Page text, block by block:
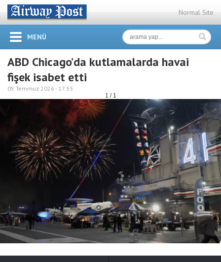
Normal Site
MENÜ
ABD Chicago’da kutlamalarda havai
fişek isabet etti
05 Temmuz 2026 - 17:55
1 / 1